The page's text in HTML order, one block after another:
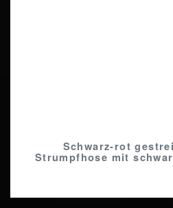
Schwarz-rot
Strumpfhose mit